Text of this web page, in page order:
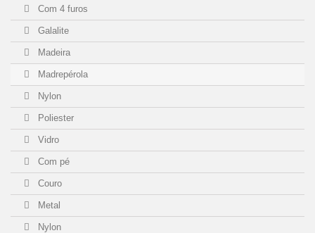
Com 4 furos
Galalite
Madeira
Madrepérola
Nylon
Poliester
Vidro
Com pé
Couro
Metal
Nylon